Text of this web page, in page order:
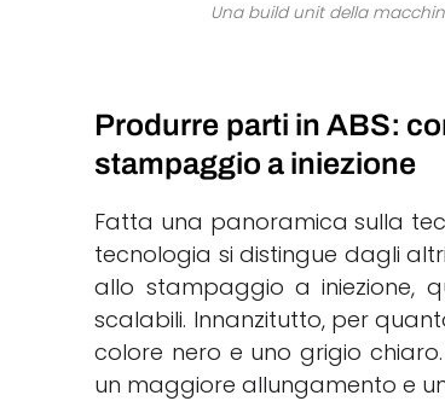
Una build unit della
Produrre parti in ABS:
stampaggio a iniezione
Fatta una panoramica sulla
tecnologia si distingue dagli
allo stampaggio a iniezione,
scalabili. Innanzitutto, per
colore nero e uno grigio
un maggiore allungamento e